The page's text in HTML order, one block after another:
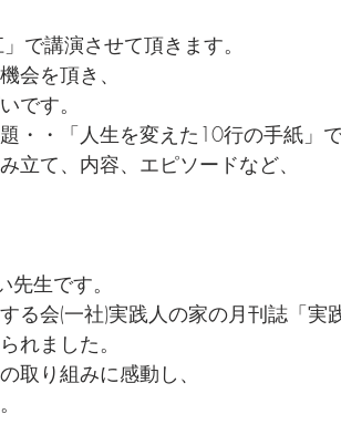
で講演させて頂きます。
会を頂き、
です。
・・「人生を変えた10行の手紙」
立て、内容、エピソードなど、
生です。
る会(一社)実践人の家の月刊誌「実
れました。
取り組みに感動し、